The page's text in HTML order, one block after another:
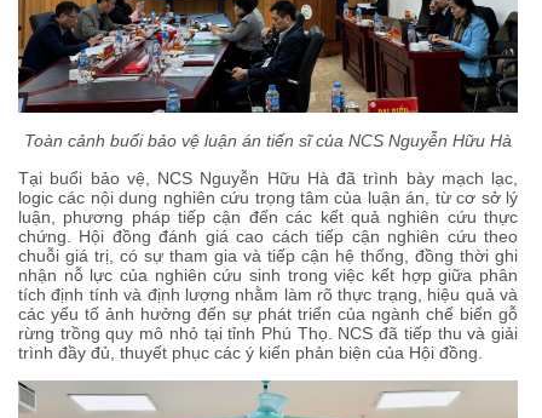
Toàn cảnh buổi bảo vệ luận án tiến sĩ của NCS Nguyễn Hữu Hà
Tại buổi bảo vệ, NCS Nguyễn Hữu Hà đã trình bày mạch lạc,
logic các nội dung nghiên cứu trọng tâm của luận án, từ cơ sở lý
luận, phương pháp tiếp cận đến các kết quả nghiên cứu thực
chứng. Hội đồng đánh giá cao cách tiếp cận nghiên cứu theo
chuỗi giá trị, có sự tham gia và tiếp cận hệ thống, đồng thời ghi
nhận nỗ lực của nghiên cứu sinh trong việc kết hợp giữa phân
tích định tính và định lượng nhằm làm rõ thực trạng, hiệu quả và
các yếu tố ảnh hưởng đến sự phát triển của ngành chế biến gỗ
rừng trồng quy mô nhỏ tại tỉnh Phú Thọ. NCS đã tiếp thu và giải
trình đầy đủ, thuyết phục các ý kiến phản biện của Hội đồng.